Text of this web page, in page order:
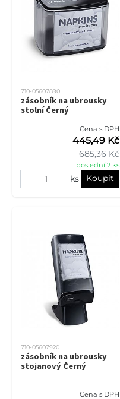
710-05607890
zásobník na ubrousky
stolní Černý
Cena s DPH
685,36 Kč
445,49 Kč
poslední 2 ks
ks Koupit
710-05607920
zásobník na ubrousky
stojanový Černý
Cena s DPH